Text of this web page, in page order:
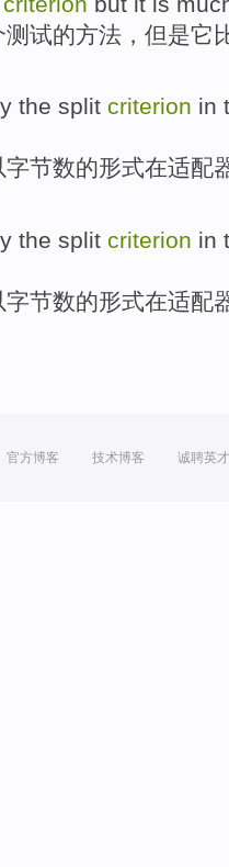
测试的方法， 但是它
the split criterion in
字节数的形式在适配
the split criterion in
字节数的形式在适配
官方博客 技术博客 诚聘英才